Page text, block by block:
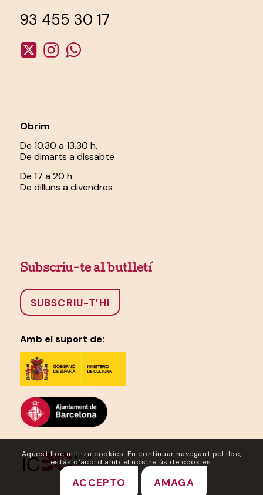
93 455 30 17
Obrim
De 10.30 a 13.30 h.
De dimarts a dissabte
De 17 a 20 h.
De dilluns a divendres
Subscriu-te al butlletí
SUBSCRIU-T’HI
Amb el suport de:
Aquest lloc utilitza cookies. En continuar navegant pel lloc,
estàs d'acord amb el nostre ús de cookies.
ACCEPTO AMAGA